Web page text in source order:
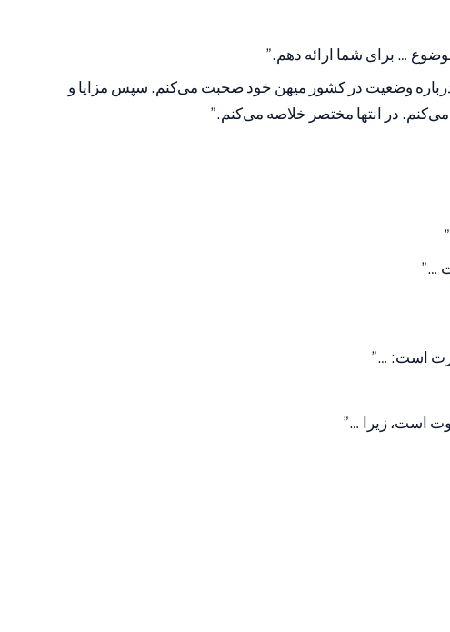
… برای شما ارائه دهم.”
درباره وضعیت در کشور میهن خود صحبت می‌کنم. سپس مزایا و
در انتها مختصر خلاصه می‌کنم.”
…”
است: …”
است، زیرا …”